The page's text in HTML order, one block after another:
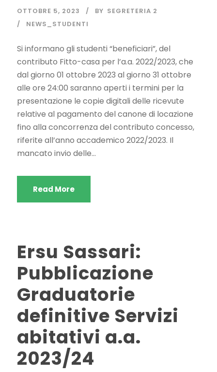
OTTOBRE 5, 2023 BY SEGRETERIA 2
NEWS_STUDENTI
Si informano gli studenti “beneficiari”, del
contributo Fitto-casa per l’a.a. 2022/2023, che
dal giorno 01 ottobre 2023 al giorno 31 ottobre
alle ore 24:00 saranno aperti i termini per la
presentazione le copie digitali delle ricevute
relative al pagamento del canone di locazione
fino alla concorrenza del contributo concesso,
riferite all’anno accademico 2022/2023. Il
mancato invio delle...
Read More
Ersu Sassari:
Pubblicazione
Graduatorie
definitive Servizi
abitativi a.a.
2023/24